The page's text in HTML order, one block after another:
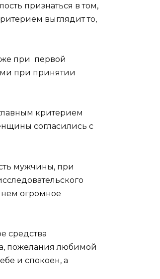
признаться в том,
выглядит то,
при первой
при принятии
критерием
согласились с
мужчины, при
нем огромное
средства
пожелания любимой
и спокоен, а